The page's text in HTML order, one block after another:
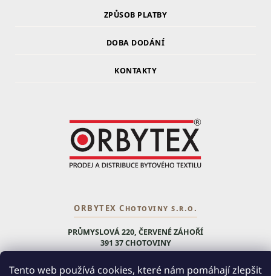
Tento web používá cookies, které nám pomáhají zlepšit
ZPŮSOB PLATBY
DOBA DODÁNÍ
KONTAKTY
ORBYTEX Chotoviny s.r.o.
PRŮMYSLOVÁ 220, ČERVENÉ ZÁHOŘÍ
391 37 CHOTOVINY
IČ: 28138252